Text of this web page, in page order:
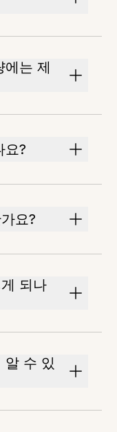
에는 제
요?
요?
되나
알 수 있